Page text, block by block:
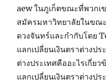
aew ในภูเก็ตขณะที่พวกเ
สมัครมหาวิทยาลัยในข
ดวงจันทร์และกำกับโดย
แลกเปลี่ยนเงินตราต่างปร
ต่างประเทศคืออะไรเกี่ย
แลกเปลี่ยนเงินตราต่างปร